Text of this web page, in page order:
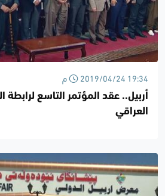
2019/04/24 19:34 م
أربيل.. عقد المؤتمر التاسع لرابطة
العراقي